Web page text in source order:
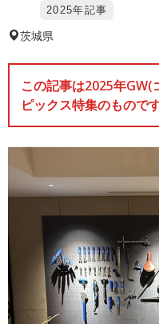
2025年記事
茨城県
この記事は2025年GW(
ピックス特集のもので